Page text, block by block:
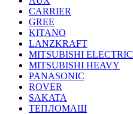
CARRIER
GREE
KITANO
LANZKRAFT
MITSUBISHI ELECTRIC
MITSUBISHI HEAVY
PANASONIC
ROVER
SAKATA
ТЕПЛОМАШ